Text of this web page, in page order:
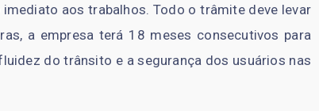
aos trabalhos. Todo o trâmite deve levar
a empresa terá 18 meses consecutivos para
do trânsito e a segurança dos usuários nas